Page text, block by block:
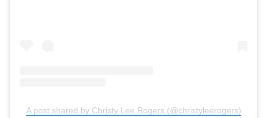
A post shared by Christy Lee Rogers (@christyleerogers)